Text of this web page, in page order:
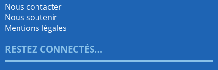
Nous contacter
Nous soutenir
Mentions légales
RESTEZ CONNECTÉS…